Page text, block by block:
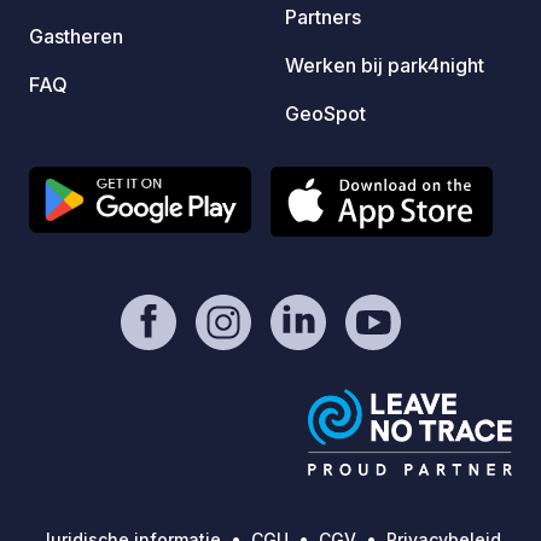
Gastheren
FAQ
Partners
Werken bij park4night
GeoSpot